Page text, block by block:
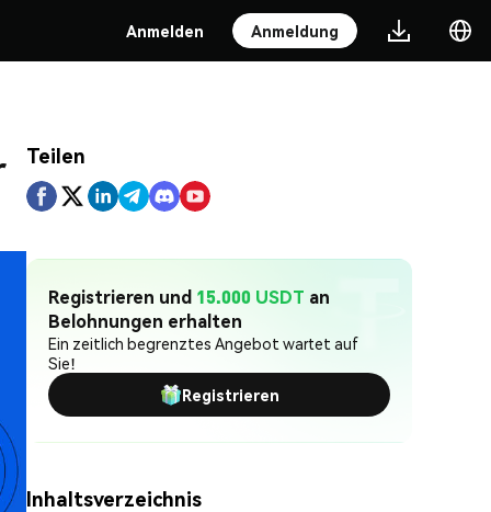
Anmelden Anmeldung
Teilen
Registrieren und 15.000 USDT an
Belohnungen erhalten
Ein zeitlich begrenztes Angebot wartet auf
Sie!
Registrieren
Inhaltsverzeichnis